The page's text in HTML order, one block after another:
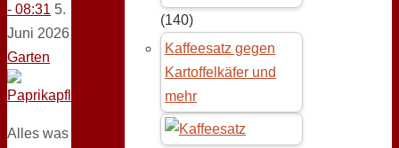
- 08:31 5.
Juni 2026
Garten
Alles was
(140)
Kaffeesatz gegen
Kartoffelkäfer und
mehr